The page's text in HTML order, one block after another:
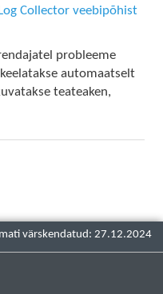
Log Collector veebipõhist
probleeme
automaatselt
teateaken,